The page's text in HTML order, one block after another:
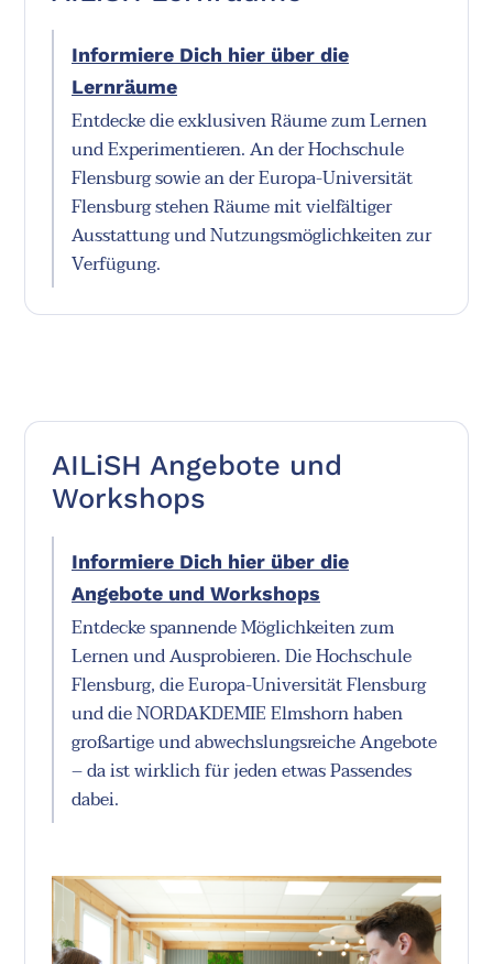
Informiere Dich hier über die
Lernräume
Entdecke die exklusiven Räume zum Lernen
und Experimentieren. An der Hochschule
Flensburg sowie an der Europa-Universität
Flensburg stehen Räume mit vielfältiger
Ausstattung und Nutzungsmöglichkeiten zur
Verfügung.
AILiSH Angebote und
Workshops
Informiere Dich hier über die
Angebote und Workshops
Entdecke spannende Möglichkeiten zum
Lernen und Ausprobieren. Die Hochschule
Flensburg, die Europa-Universität Flensburg
und die NORDAKDEMIE Elmshorn haben
großartige und abwechslungsreiche Angebote
– da ist wirklich für jeden etwas Passendes
dabei.